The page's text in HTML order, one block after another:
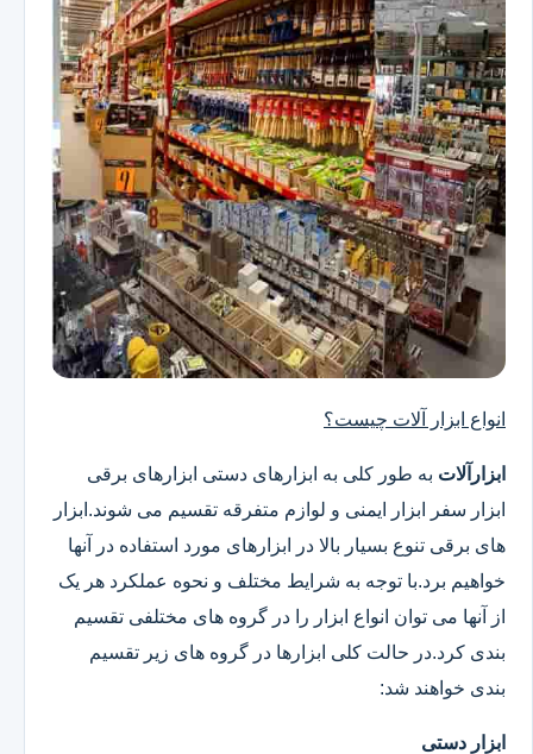
انواع ابزار آلات چیست؟
ابزارآلات به طور کلی به ابزارهای دستی ابزارهای برقی
ابزار سفر ابزار ایمنی و لوازم متفرقه تقسیم می شوند.ابزار
های برقی تنوع بسیار بالا در ابزارهای مورد استفاده در آنها
خواهیم برد.با توجه به شرایط مختلف و نحوه عملکرد هر یک
از آنها می توان انواع ابزار را در گروه های مختلفی تقسیم
بندی کرد.در حالت کلی ابزارها در گروه های زیر تقسیم
بندی خواهند شد:
ابزار دستی